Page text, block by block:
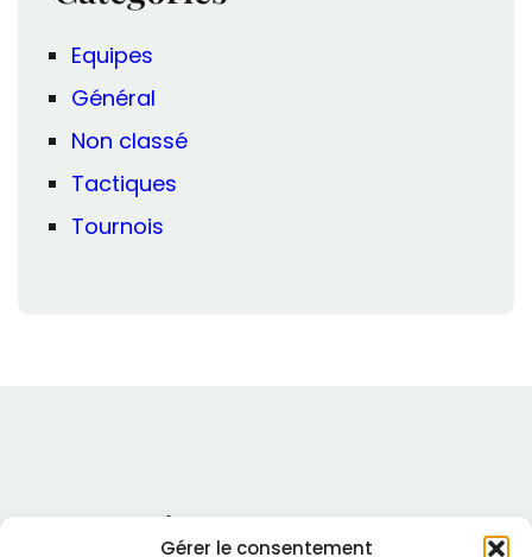
Gérer le consentement
Equipes
Général
Non classé
Tactiques
Tournois
Royal Rouvier Chess Club